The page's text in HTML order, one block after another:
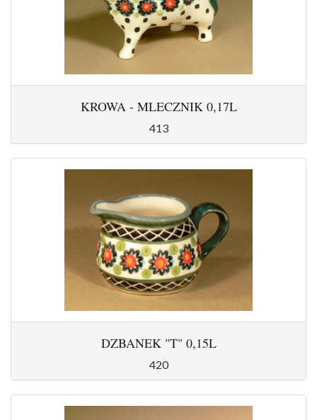
KROWA - MLECZNIK 0,17L
413
DZBANEK "T" 0,15L
420